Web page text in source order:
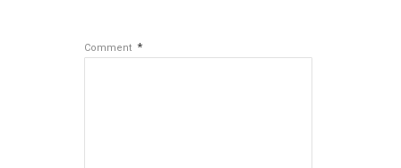
Comment *